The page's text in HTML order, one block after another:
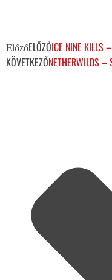
ElőzőELŐZŐICE NINE
KÖVETKEZŐNETHERWILDS